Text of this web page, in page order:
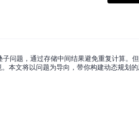
问题，通过存储中间结果避免重复计算。
本文将以问题为导向，带你构建动态规划的